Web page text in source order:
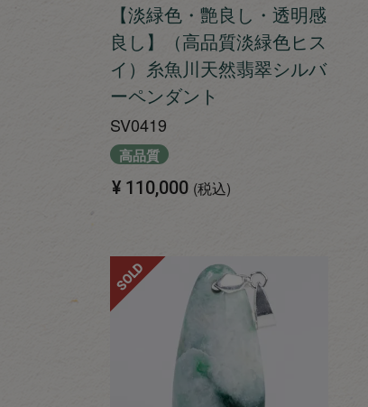
【淡緑色・艶良し・透明感
良し】（高品質淡緑色ヒス
イ）糸魚川天然翡翠シルバ
ーペンダント
SV0419
高品質
¥ 110,000 税込
SOLD